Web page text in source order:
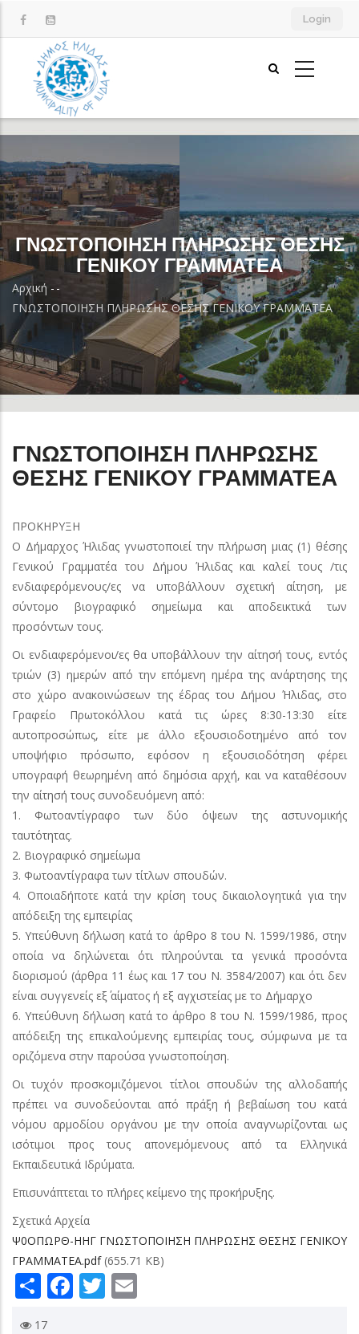
προς
περιεχόμενο
Login
ΓΝΩΣΤΟΠΟΙΗΣΗ ΠΛΗΡΩΣΗΣ ΘΕΣΗΣ
ΓΕΝΙΚΟΥ ΓΡΑΜΜΑΤΕΑ
Breadcrumb
Αρχική - -
ΓΝΩΣΤΟΠΟΙΗΣΗ ΠΛΗΡΩΣΗΣ ΘΕΣΗΣ ΓΕΝΙΚΟΥ ΓΡΑΜΜΑΤΕΑ
ΓΝΩΣΤΟΠΟΙΗΣΗ ΠΛΗΡΩΣΗΣ
ΘΕΣΗΣ ΓΕΝΙΚΟΥ ΓΡΑΜΜΑΤΕΑ
ΠΡΟΚΗΡΥΞΗ
Ο Δήμαρχος Ήλιδας γνωστοποιεί την πλήρωση μιας (1) θέσης
Γενικού Γραμματέα του Δήμου Ήλιδας και καλεί τους /τις
ενδιαφερόμενους/ες να υποβάλλουν σχετική αίτηση, με
σύντομο βιογραφικό σημείωμα και αποδεικτικά των
προσόντων τους.
Οι ενδιαφερόμενοι/ες θα υποβάλλουν την αίτησή τους, εντός
τριών (3) ημερών από την επόμενη ημέρα της ανάρτησης της
στο χώρο ανακοινώσεων της έδρας του Δήμου Ήλιδας, στο
Γραφείο Πρωτοκόλλου κατά τις ώρες 8:30-13:30 είτε
αυτοπροσώπως, είτε με άλλο εξουσιοδοτημένο από τον
υποψήφιο πρόσωπο, εφόσον η εξουσιοδότηση φέρει
υπογραφή θεωρημένη από δημόσια αρχή, και να καταθέσουν
την αίτησή τους συνοδευόμενη από:
1. Φωτοαντίγραφο των δύο όψεων της αστυνομικής
ταυτότητας.
2. Βιογραφικό σημείωμα
3. Φωτοαντίγραφα των τίτλων σπουδών.
4. Οποιαδήποτε κατά την κρίση τους δικαιολογητικά για την
απόδειξη της εμπειρίας
5. Υπεύθυνη δήλωση κατά το άρθρο 8 του Ν. 1599/1986, στην
οποία να δηλώνεται ότι πληρούνται τα γενικά προσόντα
διορισμού (άρθρα 11 έως και 17 του Ν. 3584/2007) και ότι δεν
είναι συγγενείς εξ΄ αίματος ή εξ αγχιστείας με το Δήμαρχο
6. Υπεύθυνη δήλωση κατά το άρθρο 8 του Ν. 1599/1986, προς
απόδειξη της επικαλούμενης εμπειρίας τους, σύμφωνα με τα
οριζόμενα στην παρούσα γνωστοποίηση.
Οι τυχόν προσκομιζόμενοι τίτλοι σπουδών της αλλοδαπής
πρέπει να συνοδεύονται από πράξη ή βεβαίωση του κατά
νόμου αρμοδίου οργάνου με την οποία αναγνωρίζονται ως
ισότιμοι προς τους απονεμόμενους από τα Ελληνικά
Εκπαιδευτικά Ιδρύματα.
Επισυνάπτεται το πλήρες κείμενο της προκήρυξης.
Σχετικά Αρχεία
Ψ0ΟΠΩΡΘ-ΗΗΓ ΓΝΩΣΤΟΠΟΙΗΣΗ ΠΛΗΡΩΣΗΣ ΘΕΣΗΣ ΓΕΝΙΚΟΥ
ΓΡΑΜΜΑΤΕΑ.pdf (655.71 KB)
ShareFacebook
Twitter
17